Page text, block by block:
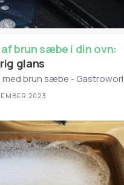
brun sæbe i din ovn:
glans
med brun sæbe -
2023